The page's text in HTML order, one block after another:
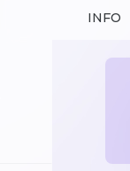
INFO